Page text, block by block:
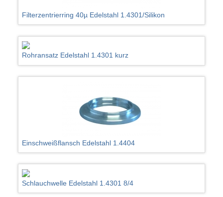
Filterzentrierring 40µ Edelstahl 1.4301/Silikon
Rohransatz Edelstahl 1.4301 kurz
Einschweißflansch Edelstahl 1.4404
Schlauchwelle Edelstahl 1.4301 8/4